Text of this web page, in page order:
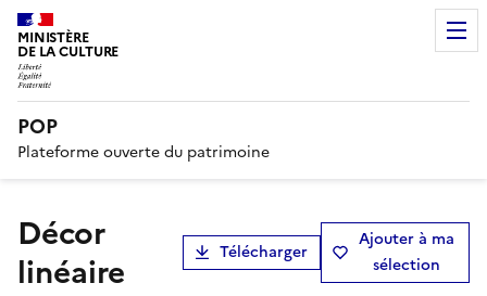
MINISTÈRE
DE LA CULTURE
POP
Plateforme ouverte du patrimoine
Décor
linéaire
Télécharger
Ajouter à ma
sélection